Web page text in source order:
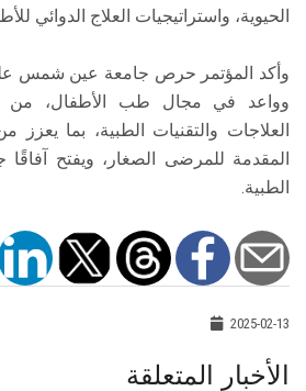
الحيوية، واستراتيجيات العلاج الدوائي
وأكد المؤتمر حرص جامعة عين شمس
وواعد في مجال طب الأطفال، من
العلاجات والتقنيات الطبية، بما يعزز
المقدمة للمرضى الصغار، ويفتح
الطبية.
2025-02-13
الأخبار المتعلقة